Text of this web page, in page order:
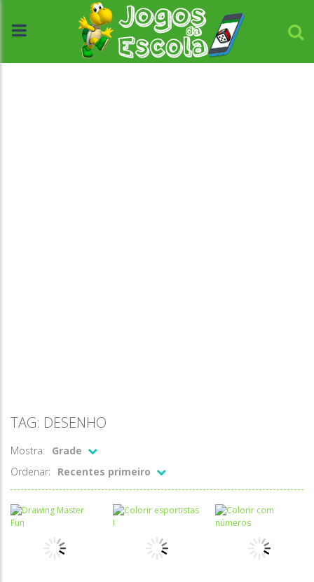
TAG: DESENHO
Mostra:
Grade
Ordenar:
Recentes primeiro